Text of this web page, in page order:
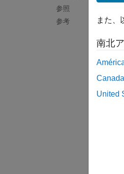
参照
参考
また、
南北
Canada
United